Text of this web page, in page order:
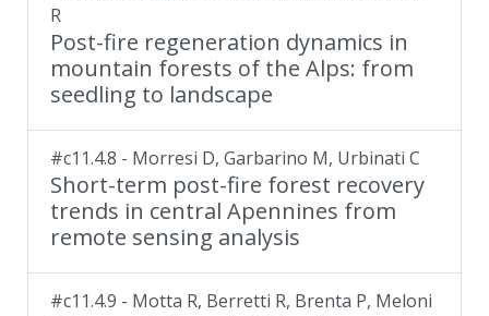
R
Post-fire regeneration dynamics in
mountain forests of the Alps: from
seedling to landscape
#c11.4.8 - Morresi D, Garbarino M, Urbinati C
Short-term post-fire forest recovery
trends in central Apennines from
remote sensing analysis
#c11.4.9 - Motta R, Berretti R, Brenta P, Meloni